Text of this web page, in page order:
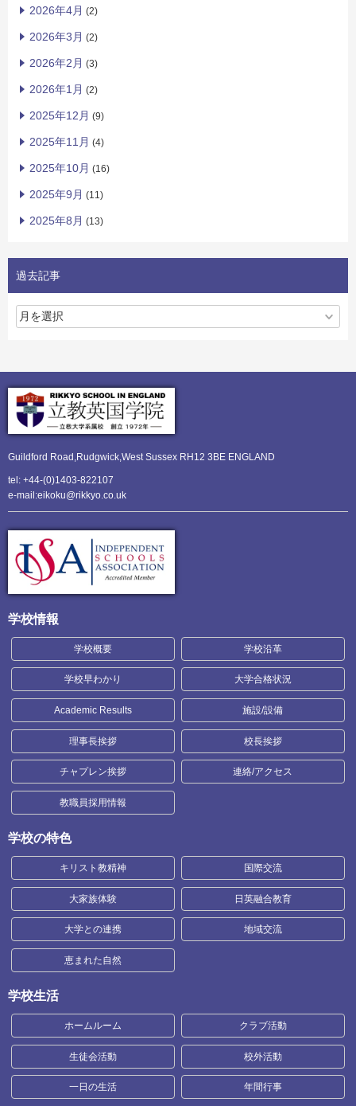
2026年4月 (2)
2026年3月 (2)
2026年2月 (3)
2026年1月 (2)
2025年12月 (9)
2025年11月 (4)
2025年10月 (16)
2025年9月 (11)
2025年8月 (13)
過去記事
Guildford Road,Rudgwick,West Sussex RH12 3BE ENGLAND
tel: +44-(0)1403-822107
e-mail:eikoku@rikkyo.co.uk
学校情報
学校概要 学校沿革
学校早わかり 大学合格状況
Academic Results 施設/設備
理事長挨拶 校長挨拶
チャプレン挨拶 連絡/アクセス
教職員採用情報
学校の特色
キリスト教精神 国際交流
大家族体験 日英融合教育
大学との連携 地域交流
恵まれた自然
学校生活
ホームルーム クラブ活動
生徒会活動 校外活動
一日の生活 年間行事